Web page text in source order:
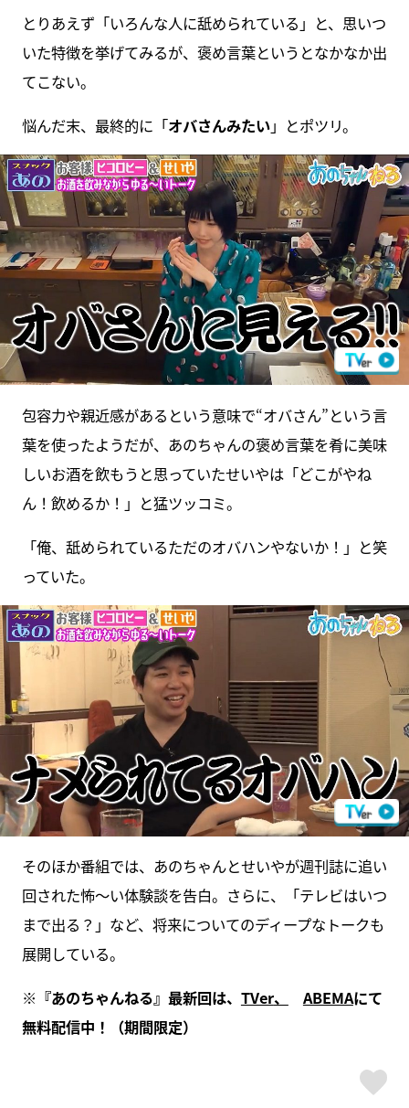
とりあえず「いろんな人に舐められている」と、思いつ
いた特徴を挙げてみるが、褒め言葉というとなかなか出
てこない。
悩んだ末、最終的に「オバさんみたい」とポツリ。
包容力や親近感があるという意味で“オバさん”という言
葉を使ったようだが、あのちゃんの褒め言葉を肴に美味
しいお酒を飲もうと思っていたせいやは「どこがやね
ん！飲めるか！」と猛ツッコミ。
「俺、舐められているただのオバハンやないか！」と笑
っていた。
そのほか番組では、あのちゃんとせいやが週刊誌に追い
回された怖～い体験談を告白。さらに、「テレビはいつ
まで出る？」など、将来についてのディープなトークも
展開している。
※ 『あのちゃんねる』最新回は、 TVer、 ABEMAにて
無料配信中！（期間限定）